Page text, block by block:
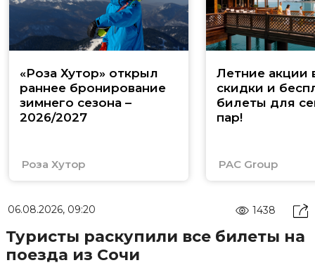
«Роза Хутор» открыл
раннее бронирование
зимнего сезона –
2026/2027
Роза Хутор
Летние акции
скидки и
билеты для
пар!
PAC Group
06.08.2026, 09:20 1438
Туристы раскупили все билеты на
поезда из Сочи